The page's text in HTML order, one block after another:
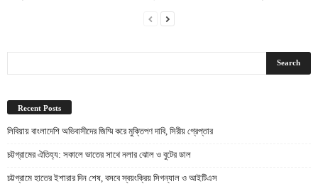
Recent Posts
লিবিয়ায় বাংলাদেশি অভিবাসীদের জিম্মি করে মুক্তিপণ দাবি, সিরীয় গ্রেপ্তার
চট্টগ্রামের ঐতিহ্য: সকালে ভাতের সাথে নলার ঝোল ও বুটের ডাল
চট্টগ্রামে হাতের ইশারার দিন শেষ, বসবে স্বয়ংক্রিয় সিগন্যাল ও আইটিএস